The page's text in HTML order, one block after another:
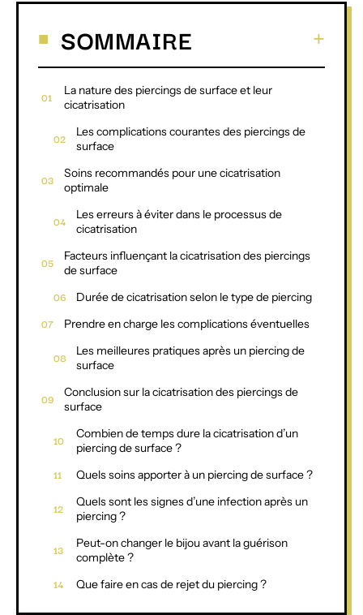
SOMMAIRE
La nature des piercings de surface et leur
cicatrisation
Les complications courantes des piercings de
surface
Soins recommandés pour une cicatrisation
optimale
Les erreurs à éviter dans le processus de
cicatrisation
Facteurs influençant la cicatrisation des piercings
de surface
Durée de cicatrisation selon le type de piercing
Prendre en charge les complications éventuelles
Les meilleures pratiques après un piercing de
surface
Conclusion sur la cicatrisation des piercings de
surface
Combien de temps dure la cicatrisation d’un
piercing de surface ?
Quels soins apporter à un piercing de surface ?
Quels sont les signes d’une infection après un
piercing ?
Peut-on changer le bijou avant la guérison
complète ?
Que faire en cas de rejet du piercing ?